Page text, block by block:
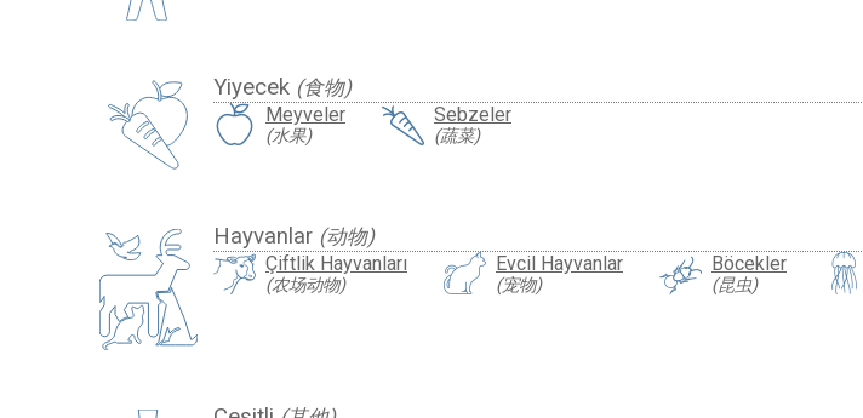
Yiyecek (食物)
Meyveler
(水果)
Sebzeler
(蔬菜)
Hayvanlar (动物)
Çiftlik Hayvanları
(农场动物)
Evcil Hayvanlar
(宠物)
Böcekler
(昆虫)